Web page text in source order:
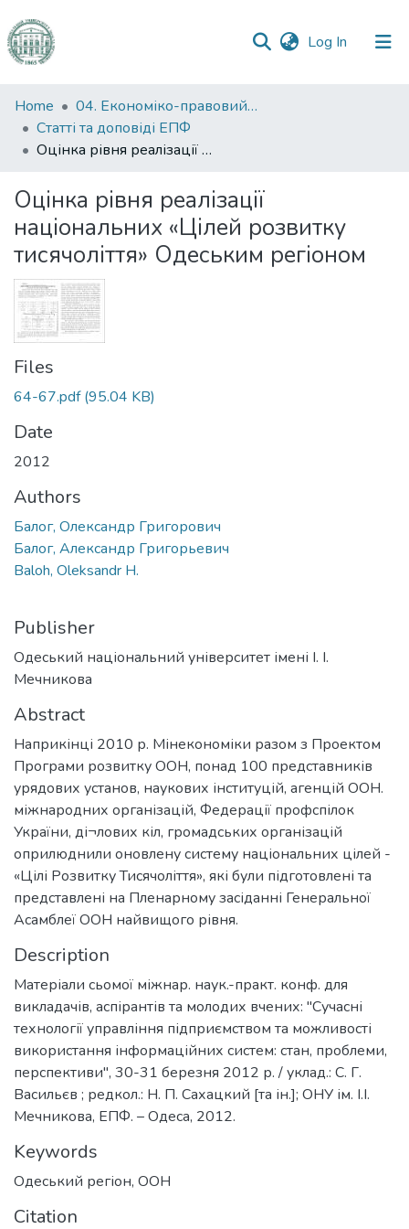
Log In (current)
Communities
&
Collections
Statistics
Home
04. Економіко-правовий факультет
Статті та доповіді ЕПФ
Оцінка рівня реалізації національних «Цілей розвитку тисячоліття» Одеським регіоном
Оцінка рівня реалізації
національних «Цілей розвитку
тисячоліття» Одеським регіоном
Files
64-67.pdf(95.04 KB)
Date
2012
Authors
Балог, Олександр Григорович
Балог, Александр Григорьевич
Baloh, Oleksandr H.
Publisher
Одеський національний університет імені І. І.
Мечникова
Abstract
Наприкінці 2010 р. Мінекономіки разом з Проектом
Програми розвитку ООН, понад 100 представників
урядових установ, наукових інституцій, агенцій ООН.
міжнародних організацій, Федерації профспілок
України, ді¬лових кіл, громадських організацій
оприлюднили оновлену систему національних цілей -
«Цілі Розвитку Тисячоліття», які були підготовлені та
представлені на Пленарному засіданні Генеральної
Асамблеї ООН найвищого рівня.
Description
Матеріали сьомої міжнар. наук.-практ. конф. для
викладачів, аспірантів та молодих вчених: "Сучасні
технології управління підприємством та можливості
використання інформаційних систем: стан, проблеми,
перспективи", 30-31 березня 2012 р. / уклад.: С. Г.
Васильєв ; редкол.: Н. П. Сахацкий [та ін.]; ОНУ ім. І.І.
Мечникова, ЕПФ. – Одеса, 2012.
Keywords
Одеський регіон, ООН
Citation